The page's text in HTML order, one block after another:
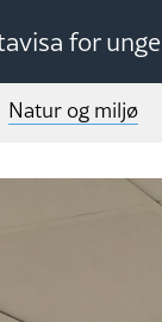
for unge
Natur og miljø